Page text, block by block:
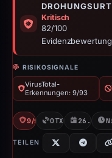
Kritisch
82/100
Evidenzbewertung
RISIKOSIGNALE
VirusTotal-
Erkennungen: 9/93
9/93 VTOTX: 1 ref
TEILEN